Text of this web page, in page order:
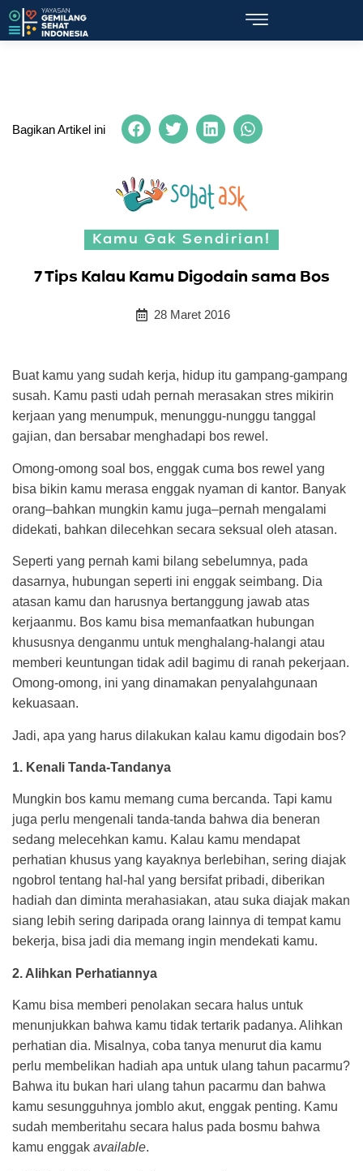
Bagikan Artikel ini
Kamu Gak Sendirian!
7 Tips Kalau Kamu Digodain sama Bos
28 Maret 2016
Buat kamu yang sudah kerja, hidup itu gampang-gampang
susah. Kamu pasti udah pernah merasakan stres mikirin
kerjaan yang menumpuk, menunggu-nunggu tanggal
gajian, dan bersabar menghadapi bos rewel.
Omong-omong soal bos, enggak cuma bos rewel yang
bisa bikin kamu merasa enggak nyaman di kantor. Banyak
orang–bahkan mungkin kamu juga–pernah mengalami
didekati, bahkan dilecehkan secara seksual oleh atasan.
Seperti yang pernah kami bilang sebelumnya, pada
dasarnya, hubungan seperti ini enggak seimbang. Dia
atasan kamu dan harusnya bertanggung jawab atas
kerjaanmu. Bos kamu bisa memanfaatkan hubungan
khususnya denganmu untuk menghalang-halangi atau
memberi keuntungan tidak adil bagimu di ranah pekerjaan.
Omong-omong, ini yang dinamakan penyalahgunaan
kekuasaan.
Jadi, apa yang harus dilakukan kalau kamu digodain bos?
1. Kenali Tanda-Tandanya
Mungkin bos kamu memang cuma bercanda. Tapi kamu
juga perlu mengenali tanda-tanda bahwa dia beneran
sedang melecehkan kamu. Kalau kamu mendapat
perhatian khusus yang kayaknya berlebihan, sering diajak
ngobrol tentang hal-hal yang bersifat pribadi, diberikan
hadiah dan diminta merahasiakan, atau suka diajak makan
siang lebih sering daripada orang lainnya di tempat kamu
bekerja, bisa jadi dia memang ingin mendekati kamu.
2. Alihkan Perhatiannya
Kamu bisa memberi penolakan secara halus untuk
menunjukkan bahwa kamu tidak tertarik padanya. Alihkan
perhatian dia. Misalnya, coba tanya menurut dia kamu
perlu membelikan hadiah apa untuk ulang tahun pacarmu?
Bahwa itu bukan hari ulang tahun pacarmu dan bahwa
kamu sesungguhnya jomblo akut, enggak penting. Kamu
sudah memberitahu secara halus pada bosmu bahwa
kamu enggak available.